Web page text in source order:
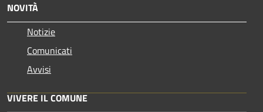
NOVITÀ
Notizie
Comunicati
Avvisi
VIVERE IL COMUNE